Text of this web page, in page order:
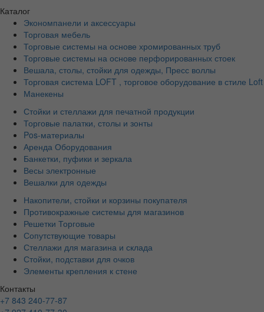
Каталог
Экономпанели и аксессуары
Торговая мебель
Торговые системы на основе хромированных труб
Торговые системы на основе перфорированных стоек
Вешала, столы, стойки для одежды, Пресс воллы
Торговая система LOFT , торговое оборудование в стиле Loft
Манекены
Стойки и стеллажи для печатной продукции
Торговые палатки, столы и зонты
Pos-материалы
Аренда Оборудования
Банкетки, пуфики и зеркала
Весы электронные
Вешалки для одежды
Накопители, стойки и корзины покупателя
Противокражные системы для магазинов
Решетки Торговые
Сопутствующие товары
Стеллажи для магазина и склада
Стойки, подставки для очков
Элементы крепления к стене
Контакты
+7 843 240-77-87